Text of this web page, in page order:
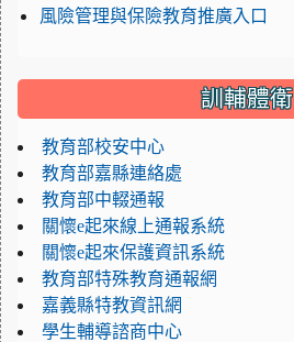
風險管理與保險教育推廣入口
訓輔體衛
教育部校安中心
教育部嘉縣連絡處
教育部中輟通報
關懷e起來線上通報系統
關懷e起來保護資訊系統
教育部特殊教育通報網
嘉義縣特教資訊網
學生輔導諮商中心